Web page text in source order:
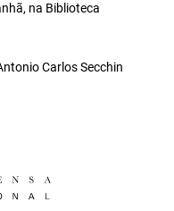
na Biblioteca
Carlos Secchin